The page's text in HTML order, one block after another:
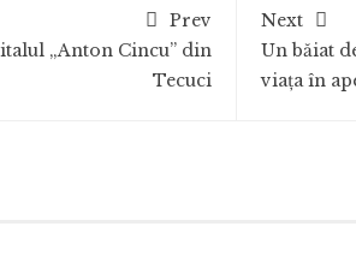
Prev
„Anton Cincu” din
Tecuci
Next
Un băiat
viața în